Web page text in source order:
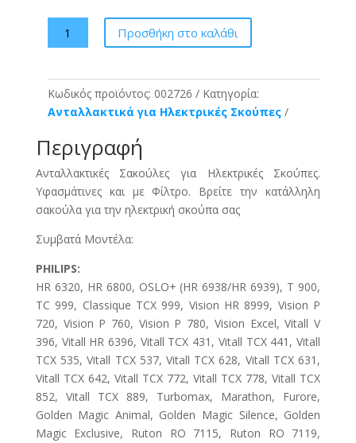
Kleenair
PH4
Σκούπας
4τμχ
+
ποσότητα
Προσθήκη στο καλάθι
Κωδικός προϊόντος: 002726
Κατηγορία:
Ανταλλακτικά για Ηλεκτρικές Σκούπες
Περιγραφή
Ανταλλακτικές Σακούλες για Ηλεκτρικές Σκούπες.
Υφασμάτινες και με Φίλτρο. Βρείτε την κατάλληλη
σακούλα για την ηλεκτρική σκούπα σας
Συμβατά Μοντέλα:
PHILIPS:
HR 6320, HR 6800, OSLO+ (HR 6938/HR 6939), T 900,
TC 999, Classique TCX 999, Vision HR 8999, Vision P
720, Vision P 760, Vision P 780, Vision Excel, Vitall V
396, Vitall HR 6396, Vitall TCX 431, Vitall TCX 441, Vitall
TCX 535, Vitall TCX 537, Vitall TCX 628, Vitall TCX 631,
Vitall TCX 642, Vitall TCX 772, Vitall TCX 778, Vitall TCX
852, Vitall TCX 889, Turbomax, Marathon, Furore,
Golden Magic Animal, Golden Magic Silence, Golden
Magic Exclusive, Ruton RO 7115, Ruton RO 7119,